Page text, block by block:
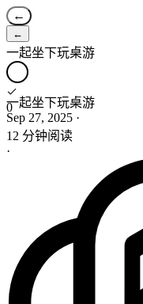
←
←
一起坐下玩桌游
0
一起坐下玩桌游
Sep 27, 2025 ·
12 分钟阅读
·